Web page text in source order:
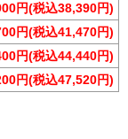
円(税込38,390円)
円(税込41,470円)
円(税込44,440円)
円(税込47,520円)